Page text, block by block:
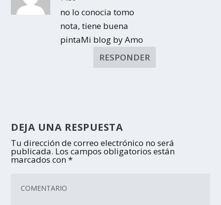
no lo conocia tomo
nota, tiene buena
pintaMi blog by Amo
RESPONDER
DEJA UNA RESPUESTA
Tu dirección de correo electrónico no será
publicada. Los campos obligatorios están
marcados con*